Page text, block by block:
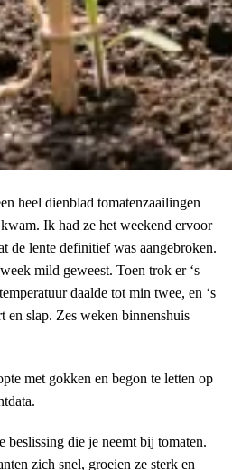
heel dienblad tomatenzaailingen
Ik had ze het weekend ervoor
de lente definitief was aangebroken.
mild geweest. Toen trok er ‘s
daalde tot min twee, en ‘s
en slap. Zes weken binnenshuis
met gokken en begon te letten op
beslissing die je neemt bij tomaten.
zich snel, groeien ze sterk en